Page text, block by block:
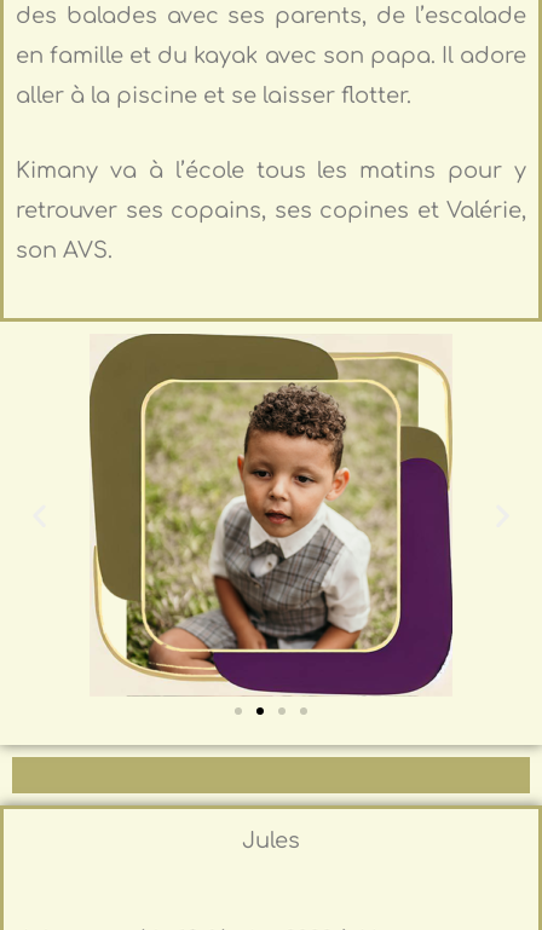
des balades avec ses parents, de l’escalade
en famille et du kayak avec son papa. Il adore
aller à la piscine et se laisser flotter.
Kimany va à l’école tous les matins pour y
retrouver ses copains, ses copines et Valérie,
son AVS.
Jules